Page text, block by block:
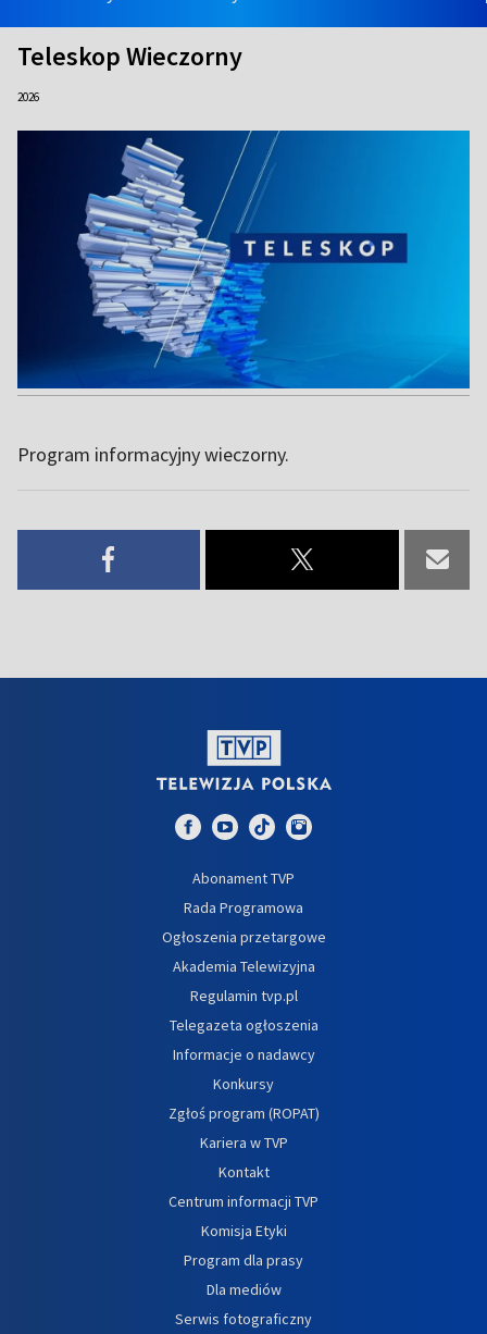
Teleskop Wieczorny
2026
Program informacyjny wieczorny.
Abonament TVP
Rada Programowa
Ogłoszenia przetargowe
Akademia Telewizyjna
Regulamin tvp.pl
Telegazeta ogłoszenia
Informacje o nadawcy
Konkursy
Zgłoś program (ROPAT)
Kariera w TVP
Kontakt
Centrum informacji TVP
Komisja Etyki
Program dla prasy
Dla mediów
Serwis fotograficzny